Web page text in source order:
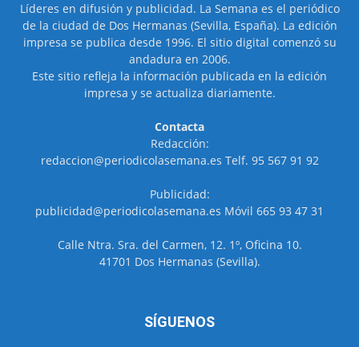
Líderes en difusión y publicidad. La Semana es el periódico
de la ciudad de Dos Hermanas (Sevilla, España). La edición
impresa se publica desde 1996. El sitio digital comenzó su
andadura en 2006.
Este sitio refleja la información publicada en la edición
impresa y se actualiza diariamente.
Contacta
Redacción:
redaccion@periodicolasemana.es Telf. 95 567 91 92
Publicidad:
publicidad@periodicolasemana.es Móvil 665 93 47 31
Calle Ntra. Sra. del Carmen, 12. 1º, Oficina 10.
41701 Dos Hermanas (Sevilla).
SÍGUENOS